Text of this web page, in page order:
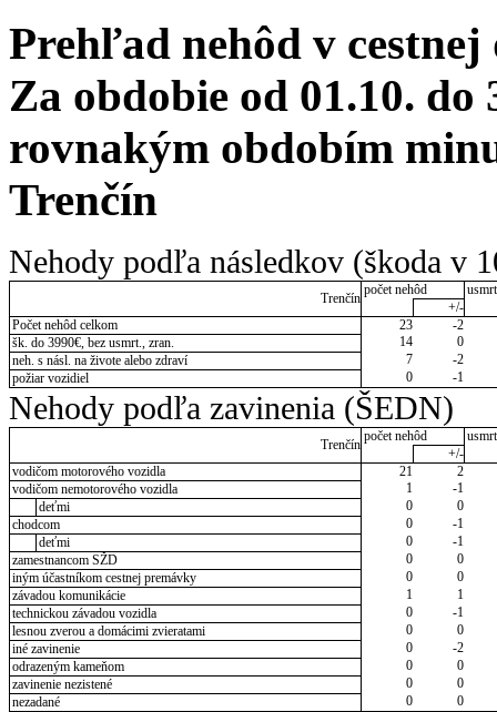
Prehľad nehôd v cestnej
Za obdobie od 01.10. do
rovnakým obdobím
Trenčín
Nehody podľa následkov (škoda v
Trenčín
počet nehôd
+/-
Počet nehôd celkom
23
-2
šk. do 3990€, bez usmrt., zran.
14
0
neh. s násl. na živote alebo zdraví
7
-2
požiar vozidiel
0 -1
Nehody podľa zavinenia (ŠEDN)
Trenčín
počet nehôd
+/-
vodičom motorového vozidla
21
2
vodičom nemotorového vozidla
1
-1
deťmi
0
0
chodcom
0
-1
deťmi
0
-1
zamestnancom SŽD
0
0
iným účastníkom cestnej premávky
0
0
závadou komunikácie
1
1
technickou závadou vozidla
0
-1
lesnou zverou a domácimi zvieratami
0
0
iné zavinenie
0
-2
odrazeným kameňom
0
0
zavinenie nezistené
0
0
nezadané
0 0